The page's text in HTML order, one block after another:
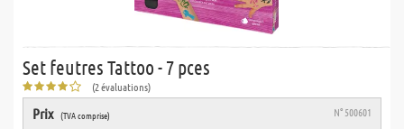
Set feutres Tattoo - 7 pces
(2 évaluations)
Prix (TVA comprise) N° 500601